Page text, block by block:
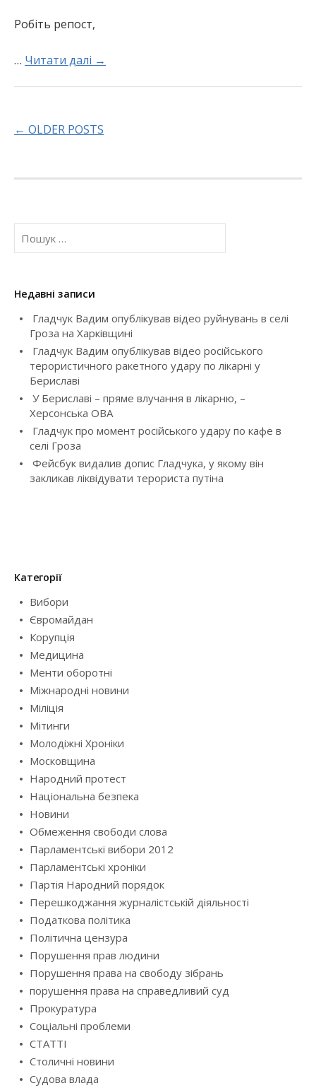
Робіть репост,
… Читати далі →
P
S
T
S
N
A
I
G
A
N
← OLDER POSTS
П
ш
кНедавні записи
Гладчук Вадим опублікував відео руйнувань в селі
Гроза на Харківщині
Гладчук Вадим опублікував відео російського
терористичного ракетного удару по лікарні у
Бериславі
У Бериславі – пряме влучання в лікарню, –
Херсонська ОВА
Гладчук про момент російського удару по кафе в
селі Гроза
Фейсбук видалив допис Гладчука, у якому він
закликав ліквідувати терориста путіна
Категорії
Вибори
Євромайдан
Корупція
Медицина
Менти оборотні
Міжнародні новини
Міліція
Мітинги
Молодіжні Хроніки
Московщина
Народний протест
Національна безпека
Новини
Обмеження свободи слова
Парламентські вибори 2012
Парламентські хроніки
Партія Народний порядок
Перешкоджання журналістській діяльності
Податкова політика
Політична цензура
Порушення прав людини
Порушення права на свободу зібрань
порушення права на справедливий суд
Прокуратура
Соціальні проблеми
СТАТТІ
Столичні новини
Судова влада